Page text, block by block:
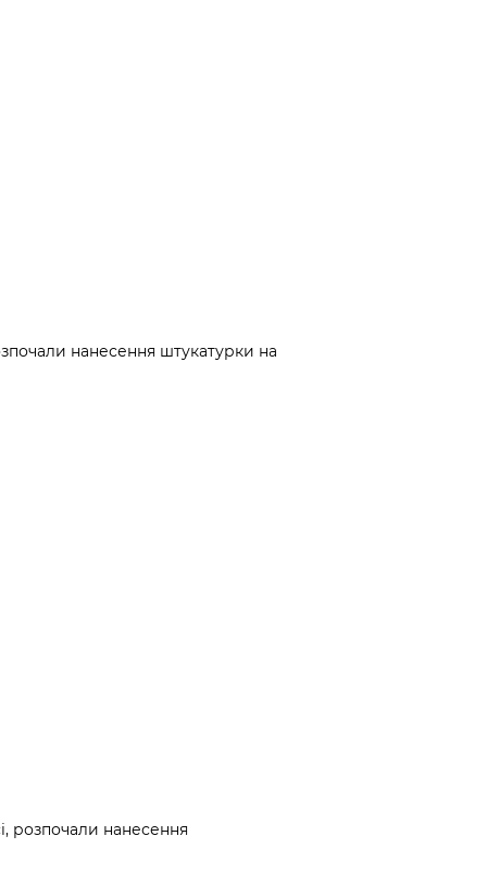
нанесення штукатурки на
розпочали нанесення